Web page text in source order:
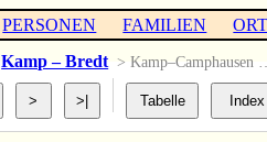
PERSONEN FAMILIEN
Kamp – Bredt > Kamp–Camphausen